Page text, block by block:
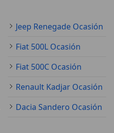
Jeep Renegade Ocasión
Fiat 500L Ocasión
Fiat 500C Ocasión
Renault Kadjar Ocasión
Dacia Sandero Ocasión